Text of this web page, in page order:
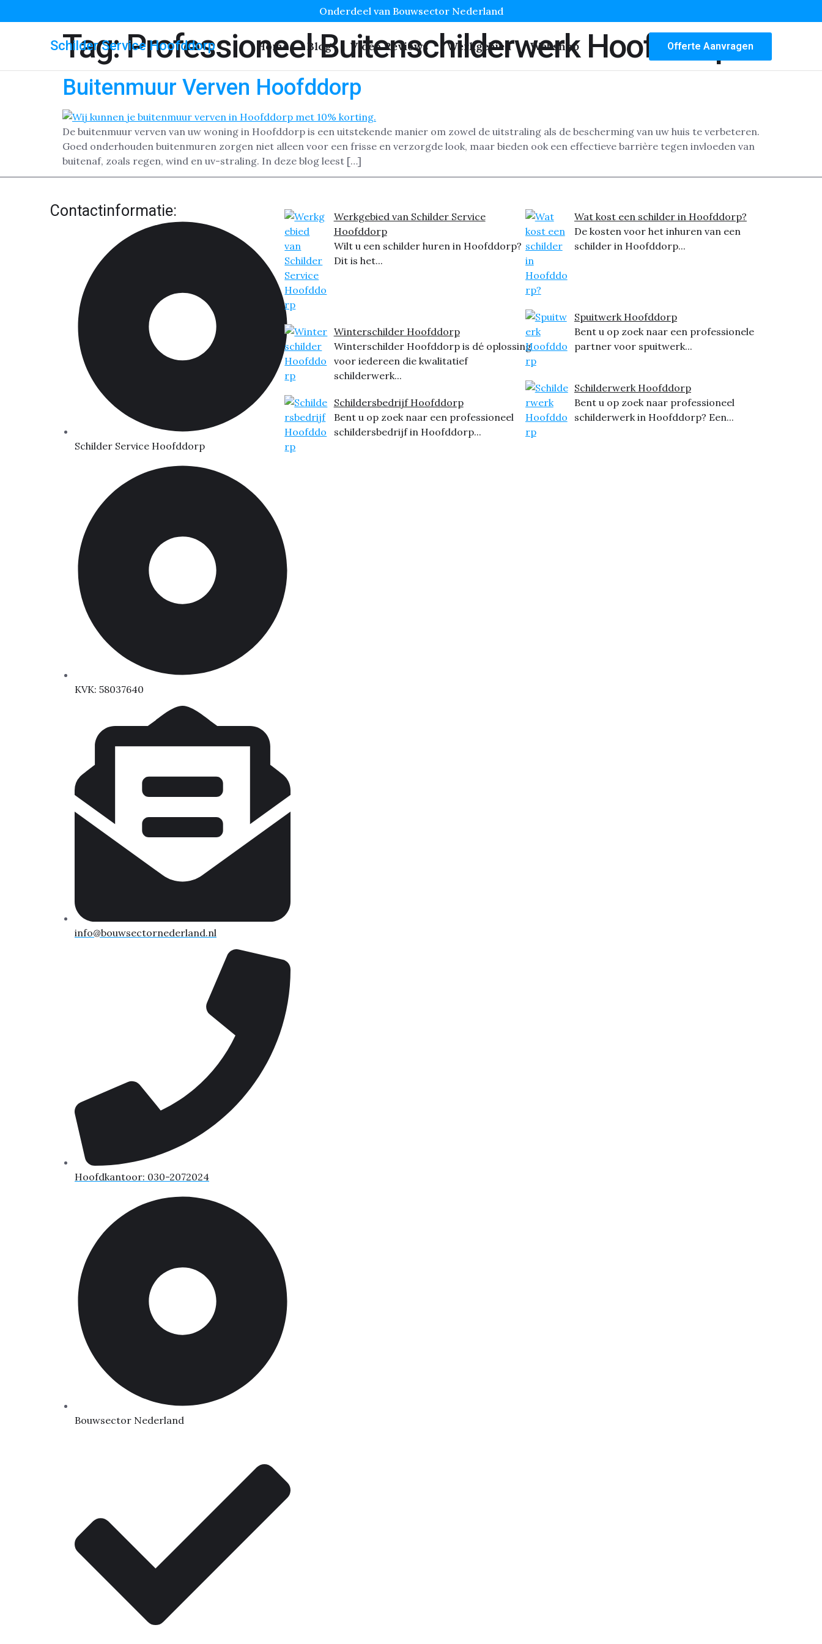
Onderdeel van Bouwsector Nederland
Schilder Service Hoofddorp Home Blog Video Reviews Werkgebied Webshop Offerte Aanvragen
Tag:Professioneel Buitenschilderwerk Hoofddorp
Buitenmuur Verven Hoofddorp
De buitenmuur verven van uw woning in Hoofddorp is een uitstekende manier om zowel de uitstraling als de bescherming van uw huis te verbeteren.
Goed onderhouden buitenmuren zorgen niet alleen voor een frisse en verzorgde look, maar bieden ook een effectieve barrière tegen invloeden van
buitenaf, zoals regen, wind en uv-straling. In deze blog leest […]
Contactinformatie:
Schilder Service Hoofddorp
KVK: 58037640
info@bouwsectornederland.nl
Hoofdkantoor: 030-2072024
Bouwsector Nederland
Werkgebied van Schilder Service
Hoofddorp
Wilt u een schilder huren in Hoofddorp?
Dit is het...
Winterschilder Hoofddorp
Winterschilder Hoofddorp is dé oplossing
voor iedereen die kwalitatief
schilderwerk...
Schildersbedrijf Hoofddorp
Bent u op zoek naar een professioneel
schildersbedrijf in Hoofddorp...
Wat kost een schilder in Hoofddorp?
De kosten voor het inhuren van een
schilder in Hoofddorp...
Spuitwerk Hoofddorp
Bent u op zoek naar een professionele
partner voor spuitwerk...
Schilderwerk Hoofddorp
Bent u op zoek naar professioneel
schilderwerk in Hoofddorp? Een...